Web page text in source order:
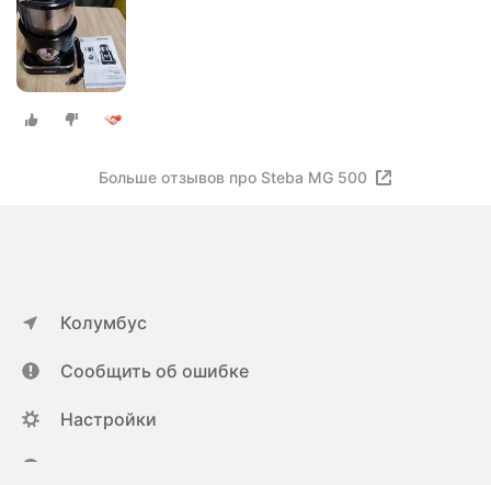
Больше отзывов про Steba MG 500
Колумбус
Сообщить об ошибке
Настройки